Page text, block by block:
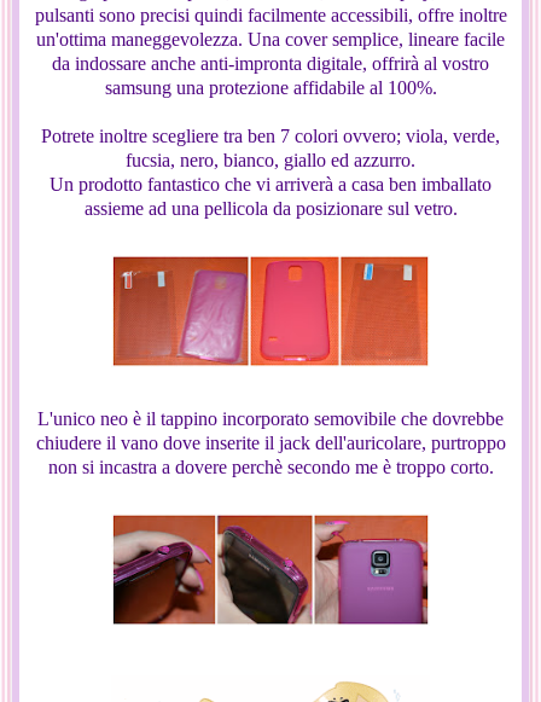
pulsanti sono precisi quindi facilmente accessibili, offre inoltre
un'ottima maneggevolezza. Una cover semplice, lineare facile
da indossare anche anti-impronta digitale, offrirà al vostro
samsung una protezione affidabile al 100%.
Potrete inoltre scegliere tra ben 7 colori ovvero; viola, verde,
fucsia, nero, bianco, giallo ed azzurro.
Un prodotto fantastico che vi arriverà a casa ben imballato
assieme ad una pellicola da posizionare sul vetro.
L'unico neo è il tappino incorporato semovibile che dovrebbe
chiudere il vano dove inserite il jack dell'auricolare, purtroppo
non si incastra a dovere perchè secondo me è troppo corto.